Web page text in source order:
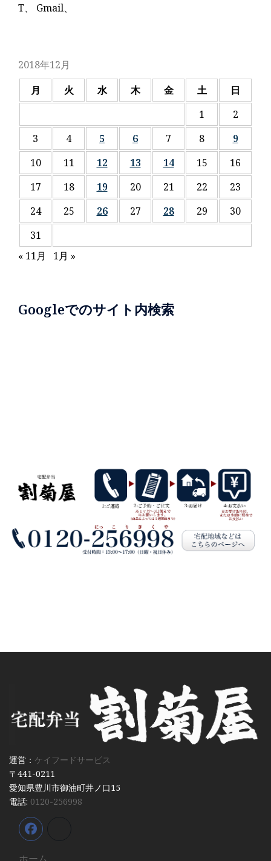
T、 Gmail、
2018年12月
月
火 水 木 金 土
日
1
2
3
4 5 6 7 8
9
10
11 12 13 14 15
16
17
18 19 20 21 22
23
24
25 26 27 28 29
30
31
« 11月
1月 »
Googleでのサイト内検索
運営： ケイフードサービス
〒441-0211
愛知県豊川市御油町井ノ口15
電話: 0120-256998
ホーム